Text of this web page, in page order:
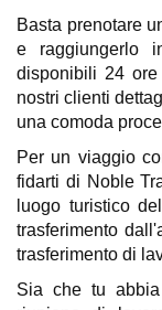
Basta prenotare
e raggiungerlo
disponibili 24
nostri clienti
una comoda
Per un viaggio
fidarti di Noble
luogo turistico
trasferimento
trasferimento di
Sia che tu